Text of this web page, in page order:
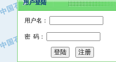
用户登陆
用户名：
密 码：
·华北石油新大禹环保设备有限公司
·河北翼凌机械制造总厂
·萍乡市庞泰化工填料有限公司
·实华(天津)国际贸易有限公司
·上海宝钢商贸有限公司